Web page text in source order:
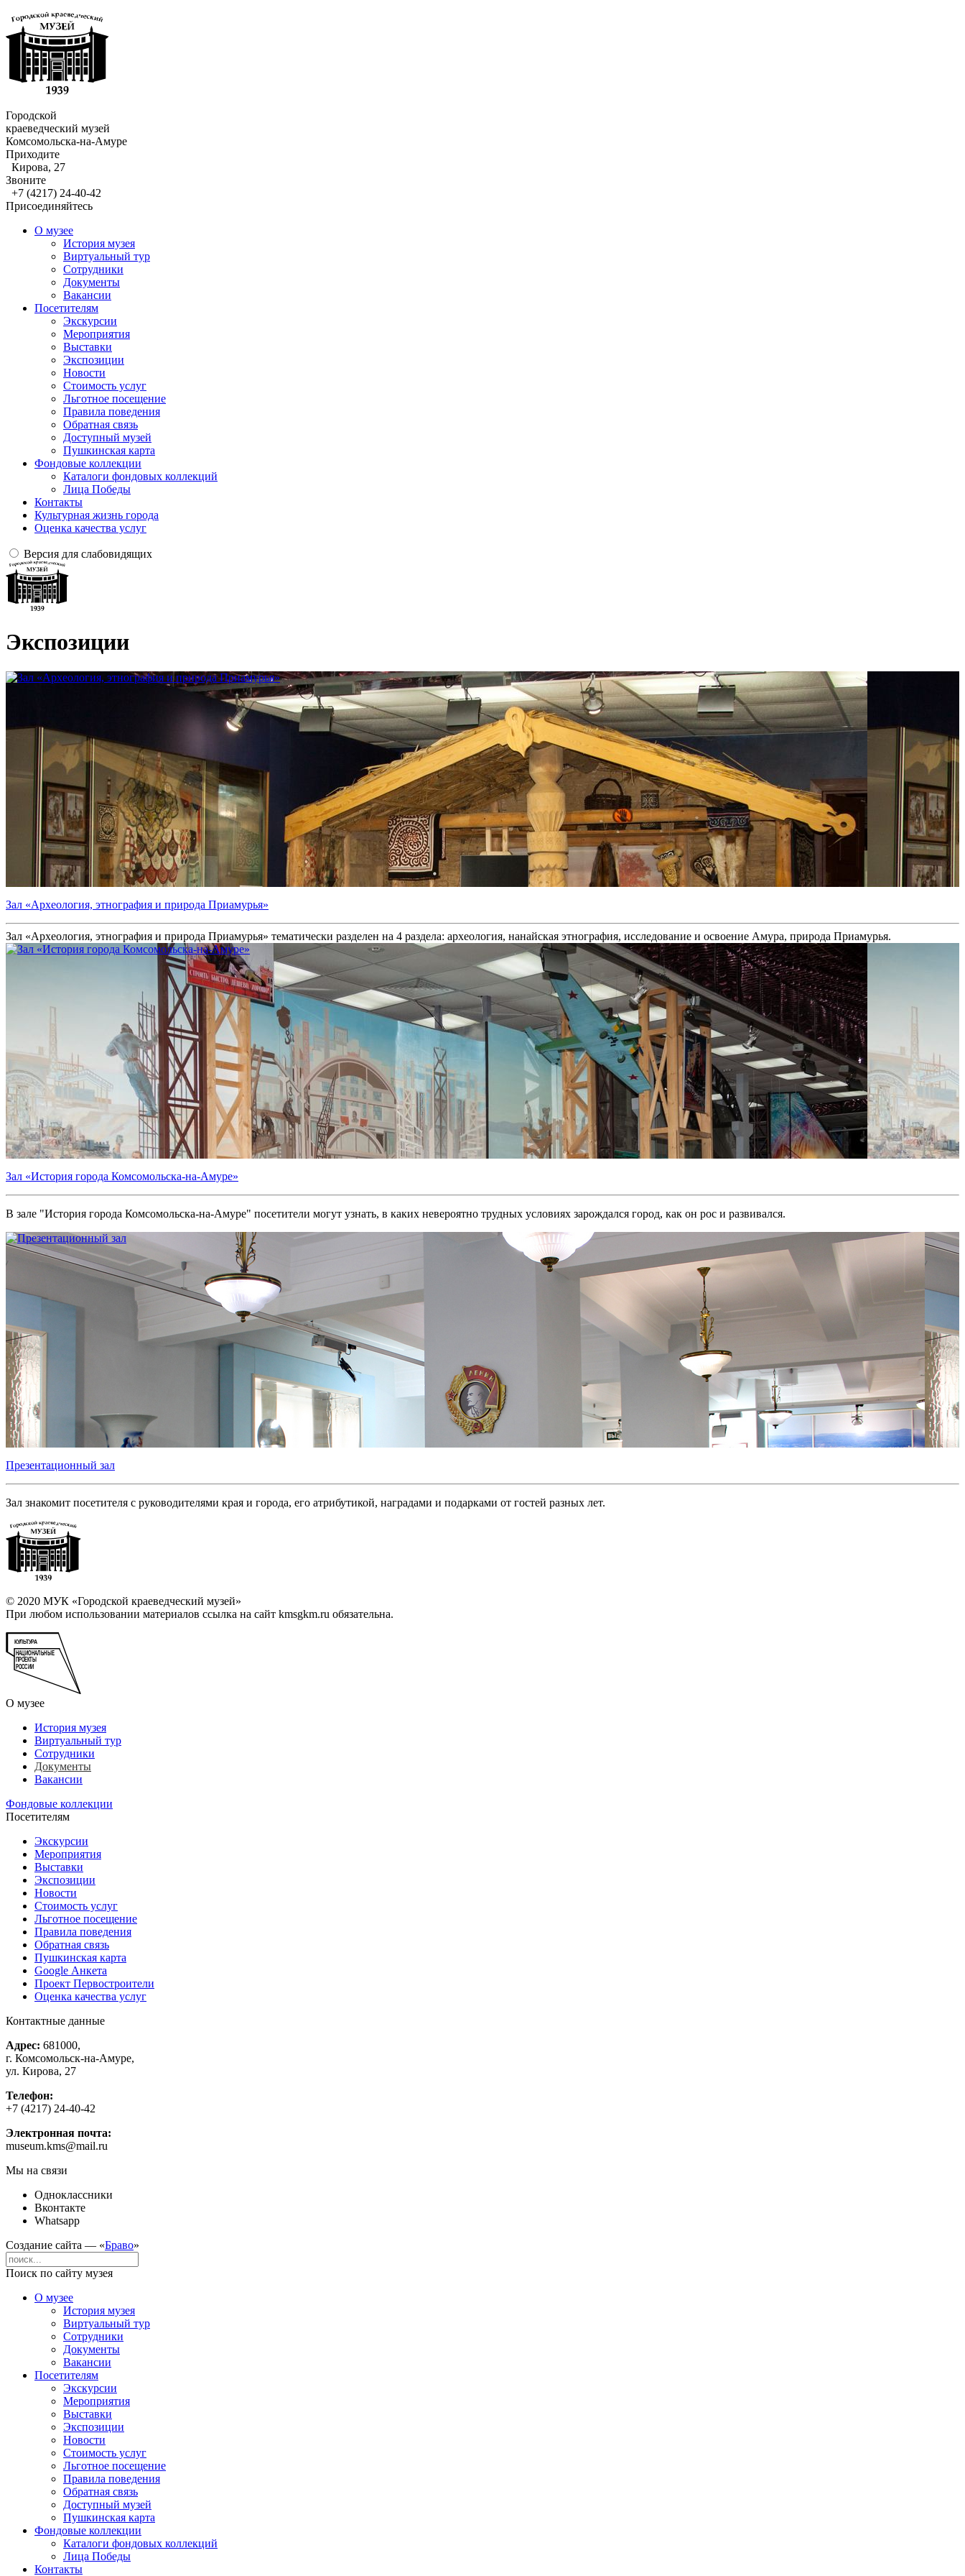
Городской
краеведческий музей
Комсомольска-на-Амуре
Приходите
Кирова, 27
Звоните
+7 (4217) 24-40-42
Присоединяйтесь
О музее
История музея
Виртуальный тур
Сотрудники
Документы
Вакансии
Посетителям
Экскурсии
Мероприятия
Выставки
Экспозиции
Новости
Стоимость услуг
Льготное посещение
Правила поведения
Обратная связь
Доступный музей
Пушкинская карта
Фондовые коллекции
Каталоги фондовых коллекций
Лица Победы
Контакты
Культурная жизнь города
Оценка качества услуг
Версия для слабовидящих
Экспозиции
Зал «Археология, этнография и природа Приамурья»
Зал «Археология, этнография и природа Приамурья» тематически разделен на 4 раздела: археология, нанайская этнография, исследование и освоение Амура, природа Приамурья.
Зал «История города Комсомольска-на-Амуре»
В зале "История города Комсомольска-на-Амуре" посетители могут узнать, в каких невероятно трудных условиях зарождался город, как он рос и развивался.
Презентационный зал
Зал знакомит посетителя с руководителями края и города, его атрибутикой, наградами и подарками от гостей разных лет.
© 2020 МУК «Городской краеведческий музей»
При любом использовании материалов ссылка на сайт kmsgkm.ru обязательна.
О музее
История музея
Виртуальный тур
Сотрудники
Документы
Вакансии
Фондовые коллекции
Посетителям
Экскурсии
Мероприятия
Выставки
Экспозиции
Новости
Стоимость услуг
Льготное посещение
Правила поведения
Обратная связь
Пушкинская карта
Google Анкета
Проект Первостроители
Оценка качества услуг
Контактные данные
Адрес: 681000,
г. Комсомольск-на-Амуре,
ул. Кирова, 27
Телефон:
+7 (4217) 24-40-42
Электронная почта:
museum.kms@mail.ru
Мы на связи
Одноклассники
Вконтакте
Whatsapp
Создание сайта — «Браво»
Поиск по сайту музея
О музее
История музея
Виртуальный тур
Сотрудники
Документы
Вакансии
Посетителям
Экскурсии
Мероприятия
Выставки
Экспозиции
Новости
Стоимость услуг
Льготное посещение
Правила поведения
Обратная связь
Доступный музей
Пушкинская карта
Фондовые коллекции
Каталоги фондовых коллекций
Лица Победы
Контакты